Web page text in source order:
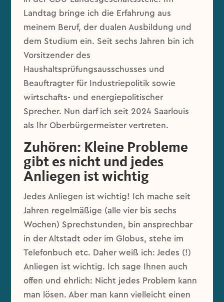
Landtag bringe ich die Erfahrung aus
meinem Beruf, der dualen Ausbildung und
dem Studium ein. Seit sechs Jahren bin ich
Vorsitzender des
Haushaltsprüfungsausschusses und
Beauftragter für Industriepolitik sowie
wirtschafts- und energiepolitischer
Sprecher. Nun darf ich seit 2024 Saarlouis
als Ihr Oberbürgermeister vertreten.
Zuhören: Kleine Probleme
gibt es nicht und jedes
Anliegen ist wichtig
Jedes Anliegen ist wichtig! Ich mache seit
Jahren regelmäßige (alle vier bis sechs
Wochen) Sprechstunden, bin ansprechbar
in der Altstadt oder im Globus, stehe im
Telefonbuch etc. Daher weiß ich: Jedes (!)
Anliegen ist wichtig. Ich sage Ihnen auch
offen und ehrlich: Nicht jedes Problem kann
man lösen. Aber man kann vielleicht einen